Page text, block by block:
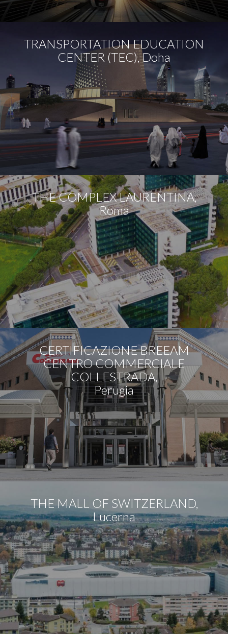
TRANSPORTATION EDUCATION
CENTER (TEC), Doha
THE COMPLEX LAURENTINA,
Roma
CERTIFICAZIONE BREEAM
CENTRO COMMERCIALE
COLLESTRADA,
Perugia
THE MALL OF SWITZERLAND,
Lucerna